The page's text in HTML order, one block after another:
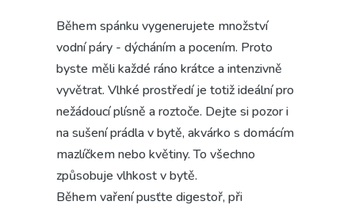
Během spánku vygenerujete množství
vodní páry - dýcháním a pocením. Proto
byste měli každé ráno krátce a intenzivně
vyvětrat. Vlhké prostředí je totiž ideální pro
nežádoucí plísně a roztoče. Dejte si pozor i
na sušení prádla v bytě, akvárko s domácím
mazlíčkem nebo květiny. To všechno
způsobuje vlhkost v bytě.
Během vaření pusťte digestoř, při